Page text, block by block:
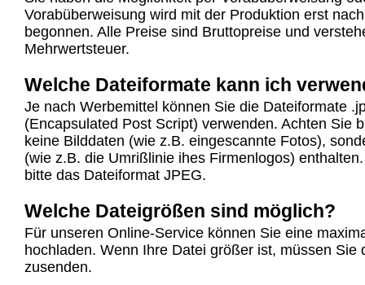
Vorabüberweisung wird mit der Produktion erst
begonnen. Alle Preise sind Bruttopreise und
Mehrwertsteuer.
Welche Dateiformate kann ich
Je nach Werbemittel können Sie die Dateiformate
(Encapsulated Post Script) verwenden. Achten Sie
keine Bilddaten (wie z.B. eingescannte Fotos),
(wie z.B. die Umrißlinie ihes Firmenlogos)
bitte das Dateiformat JPEG.
Welche Dateigrößen sind möglich?
Für unseren Online-Service können Sie eine
hochladen. Wenn Ihre Datei größer ist, müssen Sie
zusenden.